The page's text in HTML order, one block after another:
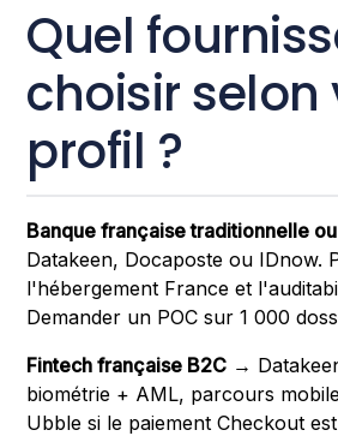
Quel
choisir selon
profil ?
Banque française traditionnelle
Datakeen, Docaposte ou IDnow.
l'hébergement France et
Demander un POC sur 1 000
Fintech française B2C →
biométrie + AML, parcours
Ubble si le paiement Checkout